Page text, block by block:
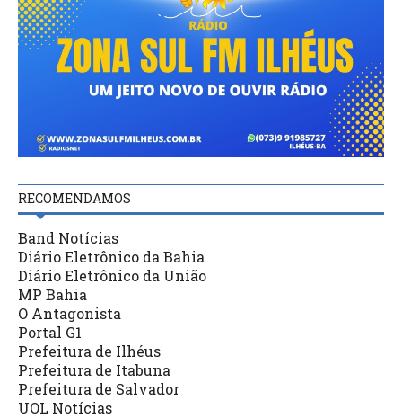
RECOMENDAMOS
Band Notícias
Diário Eletrônico da Bahia
Diário Eletrônico da União
MP Bahia
O Antagonista
Portal G1
Prefeitura de Ilhéus
Prefeitura de Itabuna
Prefeitura de Salvador
UOL Notícias